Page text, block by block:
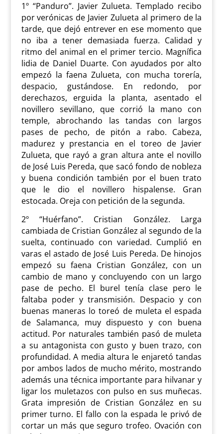
1º “Panduro”. Javier Zulueta. Templado recibo
por verónicas de Javier Zulueta al primero de la
tarde, que dejó entrever en ese momento que
no iba a tener demasiada fuerza. Calidad y
ritmo del animal en el primer tercio. Magnífica
lidia de Daniel Duarte. Con ayudados por alto
empezó la faena Zulueta, con mucha torería,
despacio, gustándose. En redondo, por
derechazos, erguida la planta, asentado el
novillero sevillano, que corrió la mano con
temple, abrochando las tandas con largos
pases de pecho, de pitón a rabo. Cabeza,
madurez y prestancia en el toreo de Javier
Zulueta, que rayó a gran altura ante el novillo
de José Luis Pereda, que sacó fondo de nobleza
y buena condición también por el buen trato
que le dio el novillero hispalense. Gran
estocada. Oreja con petición de la segunda.
2º “Huérfano”. Cristian González. Larga
cambiada de Cristian González al segundo de la
suelta, continuado con variedad. Cumplió en
varas el astado de José Luis Pereda. De hinojos
empezó su faena Cristian González, con un
cambio de mano y concluyendo con un largo
pase de pecho. El burel tenía clase pero le
faltaba poder y transmisión. Despacio y con
buenas maneras lo toreó de muleta el espada
de Salamanca, muy dispuesto y con buena
actitud. Por naturales también pasó de muleta
a su antagonista con gusto y buen trazo, con
profundidad. A media altura le enjaretó tandas
por ambos lados de mucho mérito, mostrando
además una técnica importante para hilvanar y
ligar los muletazos con pulso en sus muñecas.
Grata impresión de Cristian González en su
primer turno. El fallo con la espada le privó de
cortar un más que seguro trofeo. Ovación con